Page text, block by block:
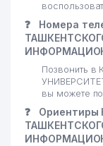
❓
Номера
Позвонить
вы можете
❓